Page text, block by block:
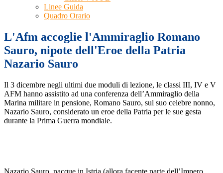
Linee Guida
Quadro Orario
L'Afm accoglie l'Ammiraglio Romano
Sauro, nipote dell'Eroe della Patria
Nazario Sauro
Il 3 dicembre negli ultimi due moduli di lezione, le classi III, IV e V
AFM hanno assistito ad una conferenza dell’Ammiraglio della
Marina militare in pensione, Romano Sauro, sul suo celebre nonno,
Nazario Sauro, considerato un eroe della Patria per le sue gesta
durante la Prima Guerra mondiale.